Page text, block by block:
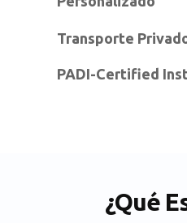
Transporte
PADI-Certified
¿Qué